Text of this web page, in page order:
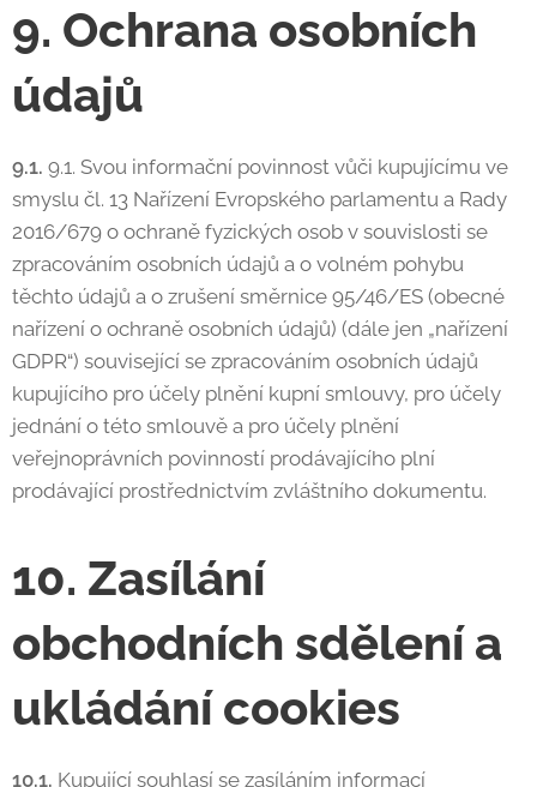
9. Ochrana osobních
údajů
9.1. 9.1. Svou informační povinnost vůči kupujícímu ve
smyslu čl. 13 Nařízení Evropského parlamentu a Rady
2016/679 o ochraně fyzických osob v souvislosti se
zpracováním osobních údajů a o volném pohybu
těchto údajů a o zrušení směrnice 95/46/ES (obecné
nařízení o ochraně osobních údajů) (dále jen „nařízení
GDPR“) související se zpracováním osobních údajů
kupujícího pro účely plnění kupní smlouvy, pro účely
jednání o této smlouvě a pro účely plnění
veřejnoprávních povinností prodávajícího plní
prodávající prostřednictvím zvláštního dokumentu.
10. Zasílání
obchodních sdělení a
ukládání cookies
10.1. Kupující souhlasí se zasíláním informací